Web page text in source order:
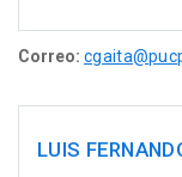
Correo:
LUIS